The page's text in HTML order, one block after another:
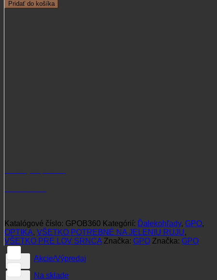
GPO
Pridať do košíka
Katalógové číslo: GPOB360 Kategórií: Ďalekohľady, GPO,
OPTIKA, VŠETKO POTREBNÉ NA JELENIU RUJU,
VŠETKO PRE LOV SRNCA Značka: GPO Značka: GPO
Akcie/Výpredaj
Na sklade